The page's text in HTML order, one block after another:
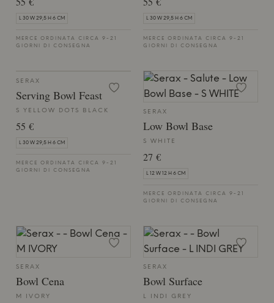
L 30 W 29,5 H 6 CM
MERCE ORDINATA CIRCA 9-21
GIORNI DI CONSEGNA
L 30 W 29,5 H 6 CM
MERCE ORDINATA CIRCA 9-21
GIORNI DI CONSEGNA
SERAX
Serving Bowl Feast
S YELLOW DOTS BLACK
55 €
L 30 W 29,5 H 6 CM
MERCE ORDINATA CIRCA 9-21
GIORNI DI CONSEGNA
SERAX
Low Bowl Base
S WHITE
27 €
L 12 W 12 H 6 CM
MERCE ORDINATA CIRCA 9-21
GIORNI DI CONSEGNA
SERAX
Bowl Cena
M IVORY
SERAX
Bowl Surface
L INDI GREY